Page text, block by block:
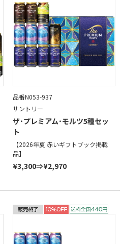
品番N053-937
サントリー
ザ･プレミアム･モルツ5種セッ
ト
【2026年夏 赤いギフトブック掲載
品】
¥3,300⇒¥2,970